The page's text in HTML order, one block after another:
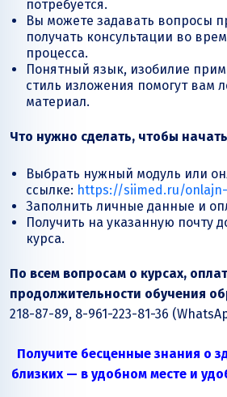
потребуется.
Вы можете задавать вопросы
получать консультации во
процесса.
Понятный язык, изобилие
стиль изложения помогут вам
материал.
Что нужно сделать, чтобы
Выбрать нужный модуль или
ссылке: https://siimed.ru/
Заполнить личные данные и
Получить на указанную почту
курса.
По всем вопросам о курсах,
продолжительности обучения
218-87-89, 8-961-223-81-36
Получите бесценные знания о
близких — в удобном месте и